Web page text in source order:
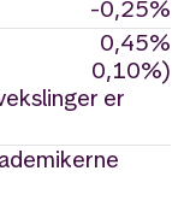
-0,25%
0,45%
0,10%)
er